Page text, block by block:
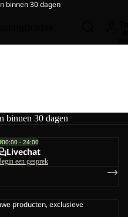
binnen 30 dagen
binnen 30 dagen
00:00 - 24:00
Livechat
een gesprek
producten, exclusieve